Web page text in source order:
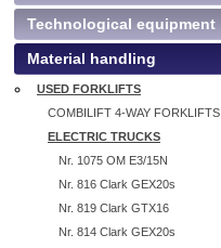
Technological equipment
Material handling
USED FORKLIFTS
COMBILIFT 4-WAY FORKLIFTS
ELECTRIC TRUCKS
Nr. 1075 OM E3/15N
Nr. 816 Clark GEX20s
Nr. 819 Clark GTX16
Nr. 814 Clark GEX20s